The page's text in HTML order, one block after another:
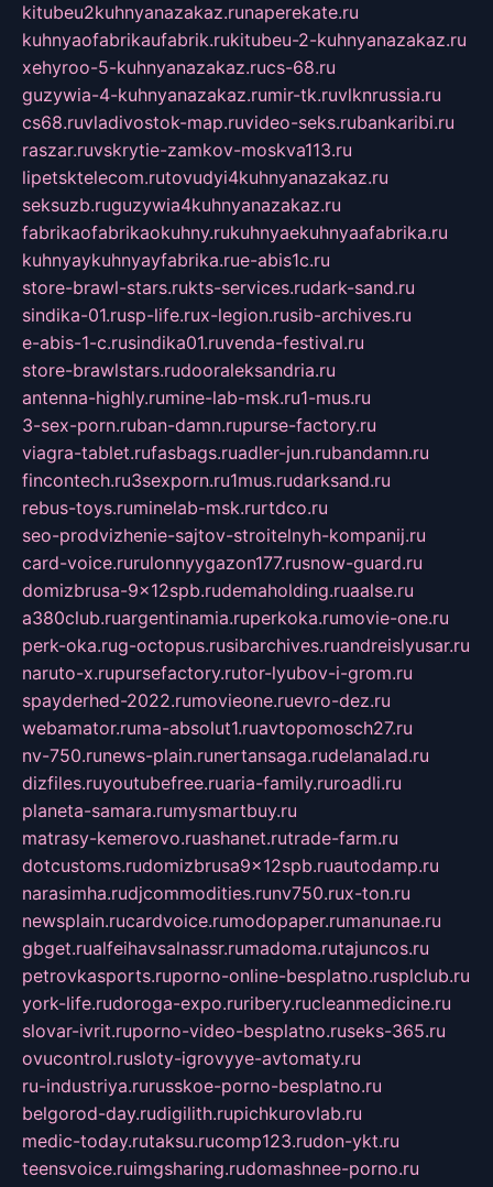
kitubeu2kuhnyanazakaz.runaperekate.ru
kuhnyaofabrikaufabrik.rukitubeu-2-kuhnyanazakaz.ru
xehyroo-5-kuhnyanazakaz.rucs-68.ru
guzywia-4-kuhnyanazakaz.rumir-tk.ruvlknrussia.ru
cs68.ruvladivostok-map.ruvideo-seks.rubankaribi.ru
raszar.ruvskrytie-zamkov-moskva113.ru
lipetsktelecom.rutovudyi4kuhnyanazakaz.ru
seksuzb.ruguzywia4kuhnyanazakaz.ru
fabrikaofabrikaokuhny.rukuhnyaekuhnyaafabrika.ru
kuhnyaykuhnyayfabrika.rue-abis1c.ru
store-brawl-stars.rukts-services.rudark-sand.ru
sindika-01.rusp-life.rux-legion.rusib-archives.ru
e-abis-1-c.rusindika01.ruvenda-festival.ru
store-brawlstars.rudooraleksandria.ru
antenna-highly.rumine-lab-msk.ru1-mus.ru
3-sex-porn.ruban-damn.rupurse-factory.ru
viagra-tablet.rufasbags.ruadler-jun.rubandamn.ru
fincontech.ru3sexporn.ru1mus.rudarksand.ru
rebus-toys.ruminelab-msk.rurtdco.ru
seo-prodvizhenie-sajtov-stroitelnyh-kompanij.ru
card-voice.rurulonnyygazon177.rusnow-guard.ru
domizbrusa-9x12spb.rudemaholding.ruaalse.ru
a380club.ruargentinamia.ruperkoka.rumovie-one.ru
perk-oka.rug-octopus.rusibarchives.ruandreislyusar.ru
naruto-x.rupursefactory.rutor-lyubov-i-grom.ru
spayderhed-2022.rumovieone.ruevro-dez.ru
webamator.ruma-absolut1.ruavtopomosch27.ru
nv-750.runews-plain.runertansaga.rudelanalad.ru
dizfiles.ruyoutubefree.ruaria-family.ruroadli.ru
planeta-samara.rumysmartbuy.ru
matrasy-kemerovo.ruashanet.rutrade-farm.ru
dotcustoms.rudomizbrusa9x12spb.ruautodamp.ru
narasimha.rudjcommodities.runv750.rux-ton.ru
newsplain.rucardvoice.rumodopaper.rumanunae.ru
gbget.rualfeihavsalnassr.rumadoma.rutajuncos.ru
petrovkasports.ruporno-online-besplatno.rusplclub.ru
york-life.rudoroga-expo.ruribery.rucleanmedicine.ru
slovar-ivrit.ruporno-video-besplatno.ruseks-365.ru
ovucontrol.rusloty-igrovyye-avtomaty.ru
ru-industriya.rurusskoe-porno-besplatno.ru
belgorod-day.rudigilith.rupichkurovlab.ru
medic-today.rutaksu.rucomp123.rudon-ykt.ru
teensvoice.ruimgsharing.rudomashnee-porno.ru